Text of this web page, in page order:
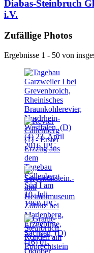
Diabas-Steinbruch
i.V.
Zufällige Photos
Ergebnisse 1 - 50 von